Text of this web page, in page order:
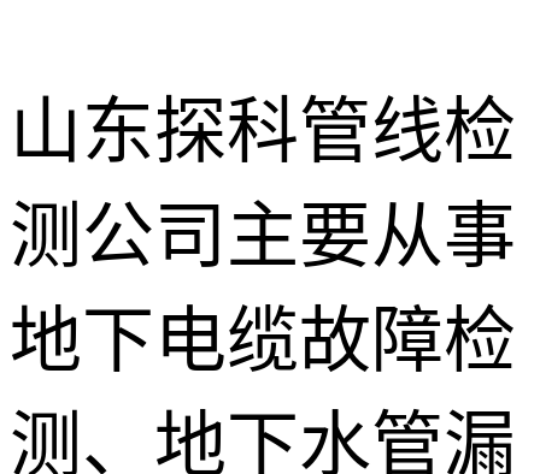
山东探科管线检
测公司主要从事
地下电缆故障检
测、地下水管漏
地下暗管漏
水检测
卫生间渗漏
水检测
地暖漏水检